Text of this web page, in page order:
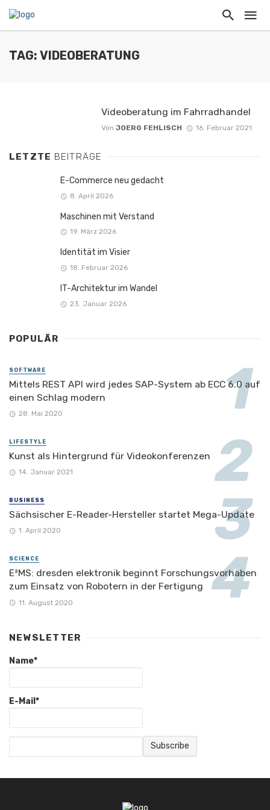
TAG: VIDEOBERATUNG
Videoberatung im Fahrradhandel
Von JOERG FEHLISCH 16. Februar 2021
LETZTE BEITRÄGE
E-Commerce neu gedacht
8. April 2026
Maschinen mit Verstand
19. März 2026
Identität im Visier
18. Februar 2026
IT-Architektur im Wandel
23. Januar 2026
POPULÄR
SOFTWARE
Mittels REST API wird jedes SAP-System ab ECC 6.0 auf
einen Schlag modern
28. Mai 2020
LIFESTYLE
Kunst als Hintergrund für Videokonferenzen
14. Januar 2021
BUSINESS
Sächsischer E-Reader-Hersteller startet Mega-Update
1. April 2020
SCIENCE
E²MS: dresden elektronik beginnt Forschungsvorhaben
zum Einsatz von Robotern in der Fertigung
11. August 2020
NEWSLETTER
Name*
E-Mail*